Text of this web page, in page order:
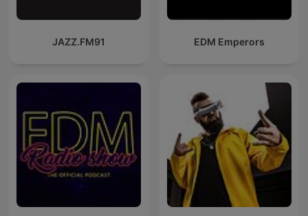
JAZZ.FM91 EDM Emperors